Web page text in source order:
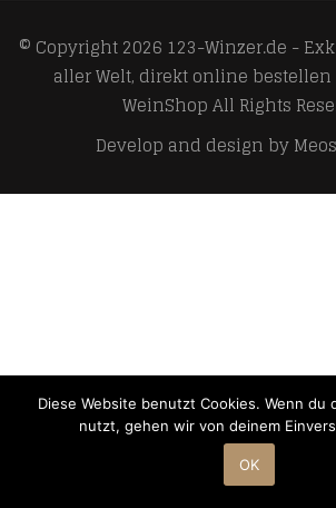
© Copyright 2026 123-Winzer.de -
aller Welt, direkt online
WeinShopAll Rights
Develop and design by
Diese Website benutzt Cookies. Wenn du
nutzt, gehen wir von deinem
OK